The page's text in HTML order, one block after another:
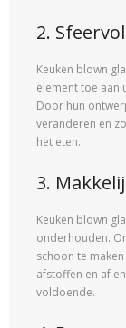
2.
Keuken blown
element toe aan
Door hun
veranderen en
het eten.
3.
Keuken blown
onderhouden.
schoon te
afstoffen en af
voldoende.